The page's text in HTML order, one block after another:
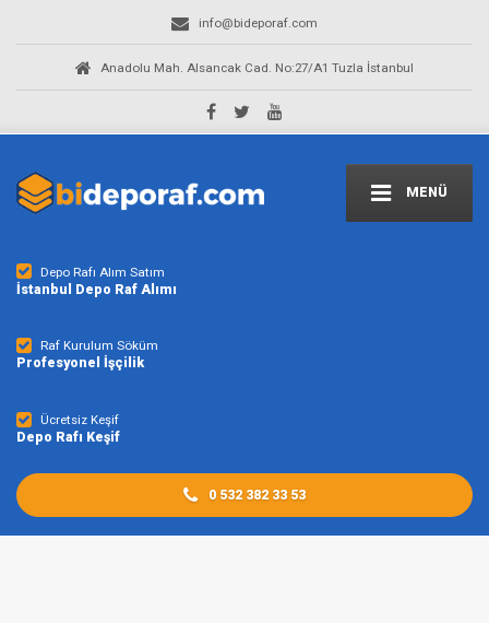
info@bideporaf.com
Anadolu Mah. Alsancak Cad. No:27/A1 Tuzla İstanbul
MENÜ
Depo Rafı Alım Satım
İstanbul Depo Raf Alımı
Raf Kurulum Söküm
Profesyonel İşçilik
Ücretsiz Keşif
Depo Rafı Keşif
0 532 382 33 53